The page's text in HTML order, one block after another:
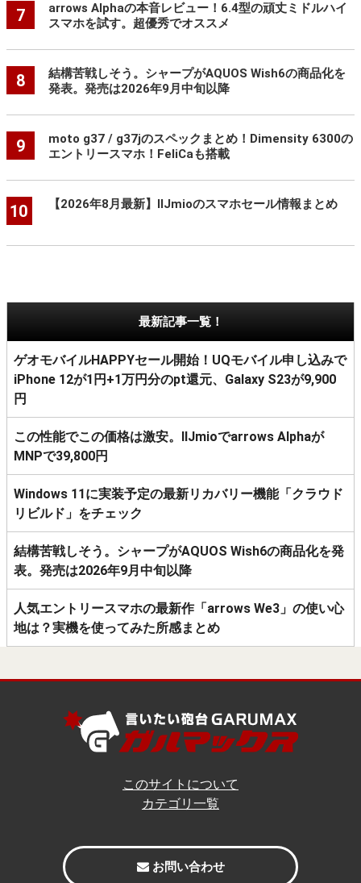
7
arrows Alphaの本音レビュー！6.4型の頑丈ミドルハイ
スマホを試す。超優秀でオススメ
8
結構苦戦しそう。シャープがAQUOS Wish6の商品化を
発表。発売は2026年9月中旬以降
9
moto g37 / g37jのスペックまとめ！Dimensity 6300の
エントリースマホ！FeliCaも搭載
10 【2026年8月最新】IIJmioのスマホセール情報まとめ
最新記事一覧！
ゲオモバイルHAPPYセール開始！UQモバイル申し込みで
iPhone 12が1円+1万円分のpt還元、Galaxy S23が9,900
円
この性能でこの価格は激安。IIJmioでarrows Alphaが
MNPで39,800円
Windows 11に実装予定の最新リカバリー機能「クラウド
リビルド」をチェック
結構苦戦しそう。シャープがAQUOS Wish6の商品化を発
表。発売は2026年9月中旬以降
人気エントリースマホの最新作「arrows We3」の使い心
地は？実機を使ってみた所感まとめ
このサイトについて
カテゴリ一覧
お問い合わせ